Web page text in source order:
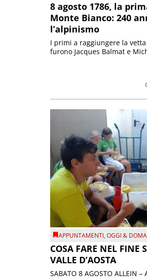
8 agosto 1786, la
Monte Bianco: 240
l’alpinismo
I primi a raggiungere la
furono Jacques Balmat e
APPUNTAMENTI,OGGI &
COSA FARE NEL FINE
VALLE D’AOSTA
SABATO 8 AGOSTO ALLEIN